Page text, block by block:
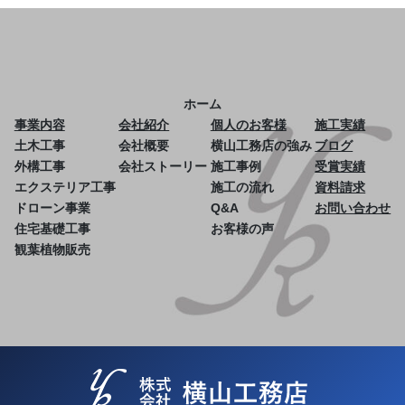
ホーム
事業内容
土木工事
外構工事
エクステリア工事
ドローン事業
住宅基礎工事
観葉植物販売
会社紹介
会社概要
会社ストーリー
個人のお客様
横山工務店の強み
施工事例
施工の流れ
Q&A
お客様の声
施工実績
ブログ
受賞実績
資料請求
お問い合わせ